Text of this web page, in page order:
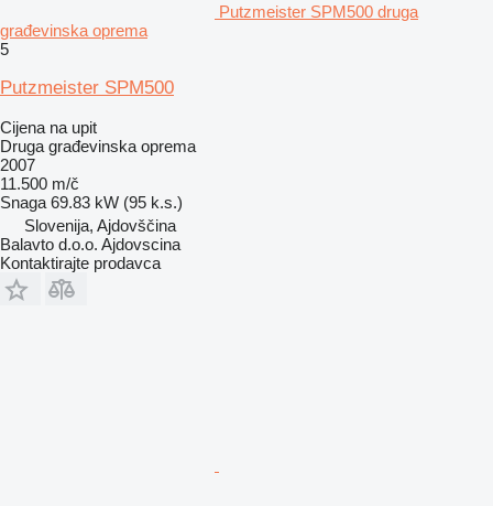
Putzmeister SPM500 druga
građevinska oprema
5
Putzmeister SPM500
Cijena na upit
Druga građevinska oprema
2007
11.500 m/č
Snaga 69.83 kW (95 k.s.)
Slovenija, Ajdovščina
Balavto d.o.o. Ajdovscina
Kontaktirajte prodavca